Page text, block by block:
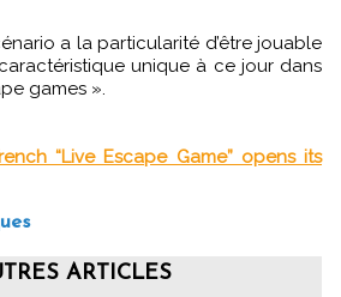
a la particularité d’être jouable
unique à ce jour dans
games ».
“Live Escape Game” opens its
ARTICLES